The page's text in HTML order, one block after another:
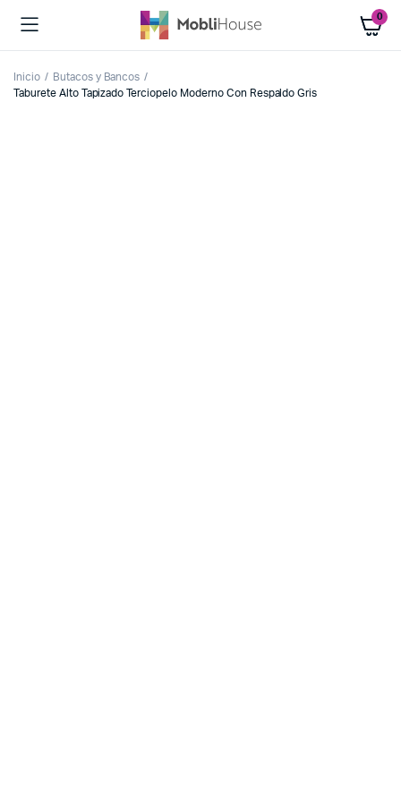
0
Inicio
Butacos y Bancos
Taburete Alto Tapizado Terciopelo Moderno Con Respaldo Gris